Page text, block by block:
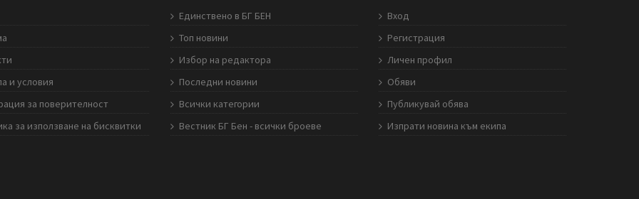
и условия
за поверителност
за използване на бисквитки
Единствено в БГ БЕН
Топ новини
Избор на редактора
Последни новини
Всички категории
Вестник БГ Бен - всички броеве
Вход
Регистрация
Личен профил
Обяви
Публикувай обява
Изпрати новина към екипа